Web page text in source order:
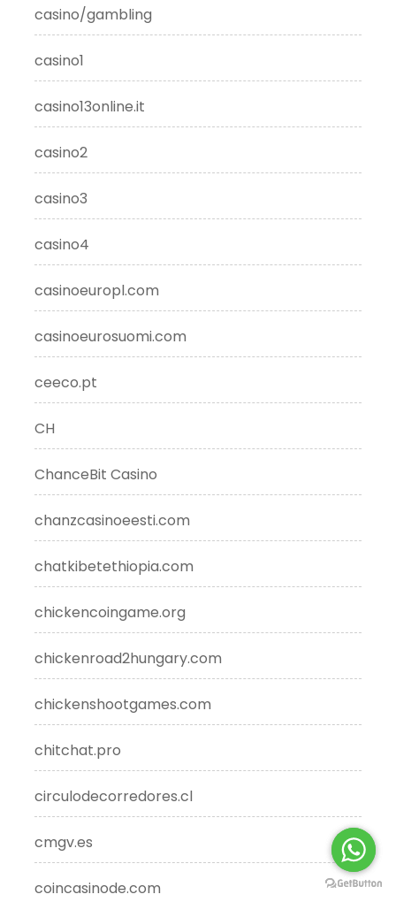
casino/gambling
casino1
casino13online.it
casino2
casino3
casino4
casinoeuropl.com
casinoeurosuomi.com
ceeco.pt
CH
ChanceBit Casino
chanzcasinoeesti.com
chatkibetethiopia.com
chickencoingame.org
chickenroad2hungary.com
chickenshootgames.com
chitchat.pro
circulodecorredores.cl
cmgv.es
coincasinode.com